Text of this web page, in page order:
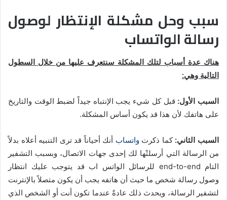
سبب وحل مشكلة الإنتظار لوصول
رسالة الواتساب
هناك عدة أسباب لتلك المشكلة سنتعرف عليها من خلال السطول
التالية وهي:
السبب الأول: قبل كل شيء يجب الإنتباه جيداً لضبط الوقت والتاريخ
على هاتفك لأن هذا قد يكون أساس المشكلة.
السبب الثاني:كما ذكرت واتساب أنك أحياناً قد ترى التنبيه أعلاه بدلاً
من الرسالة التي أرسلتْها لك إحدى جهات الاتصال، وبسبب التشفير
التام end-to-end للرسائل الواتس اب قد يتوجب عليك انتظار
وصول رسالة شخص ما حيث أن هاتفه يجب أن يكون متصلاً بالإنترنت
لتشفير الرسالة، ويحدث ذلك عادةً عندما تكون أنت أو الشخص الذي